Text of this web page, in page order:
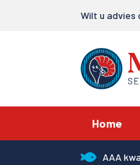
Wilt u advies
Home
AAA